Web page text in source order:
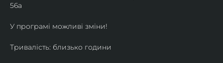
56a
У програмі можливі зміни!
Тривалість: близько години